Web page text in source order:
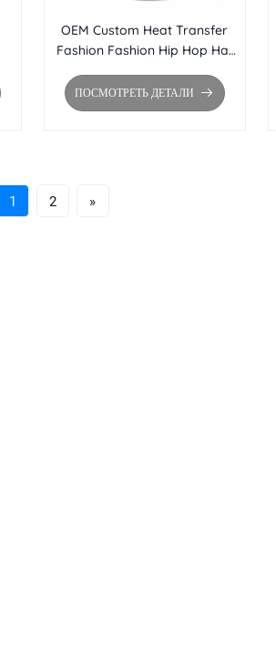
OEM Custom Heat Transfer
Fashion Fashion Hip Hop Hat
Brim Snapback
ПОСМОТРЕТЬ ДЕТАЛИ
1 2 »